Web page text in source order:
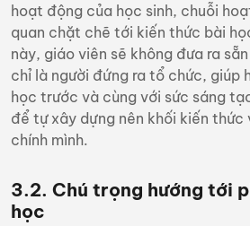
hoạt động của học sinh, chuỗi
quan chặt chẽ tới kiến thức bài
này, giáo viên sẽ không đưa ra
chỉ là người đứng ra tổ chức, giúp
học trước và cùng với sức sáng
để tự xây dựng nên khối kiến thức
chính mình.
3.2. Chú trọng hướng tới
học